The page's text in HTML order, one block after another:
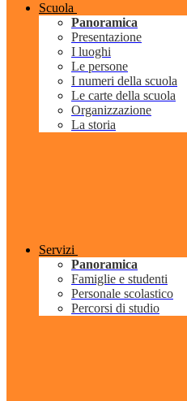
Scuola
Panoramica
Presentazione
I luoghi
Le persone
I numeri della scuola
Le carte della scuola
Organizzazione
La storia
Servizi
Panoramica
Famiglie e studenti
Personale scolastico
Percorsi di studio